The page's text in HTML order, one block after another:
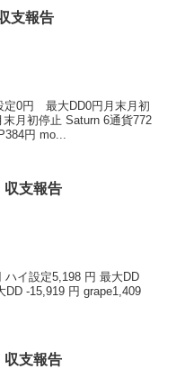
支報告
0円 最大DD0円月末月初
月初停止 Saturn 6通貨772
円 mo...
支報告
イ設定5,198 円 最大DD
-15,919 円 grape1,409
支報告